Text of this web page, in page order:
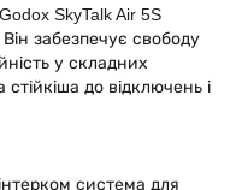
SkyTalk Air 5S
забезпечує свободу
у складних
до відключень і
система для